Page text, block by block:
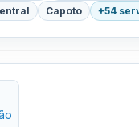
Capoto +54